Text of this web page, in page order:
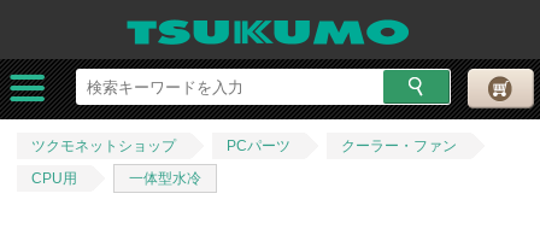
ツクモネットショップ PCパーツ
クーラー・ファン
CPU用
一体型水冷